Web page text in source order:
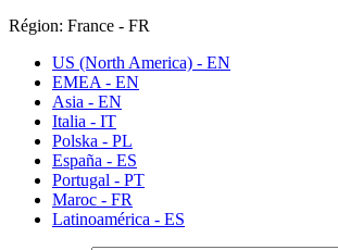
Région: France - FR
US (North America) - EN
EMEA - EN
Asia - EN
Italia - IT
Polska - PL
España - ES
Portugal - PT
Maroc - FR
Latinoamérica - ES